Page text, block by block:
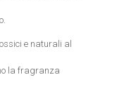
e naturali al
la fragranza